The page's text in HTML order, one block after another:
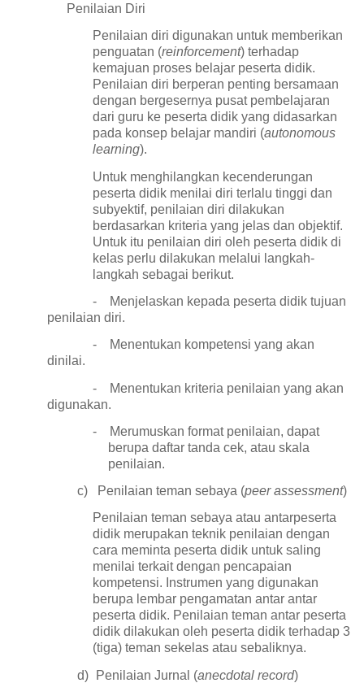
Penilaian Diri
Penilaian diri digunakan untuk memberikan
penguatan (reinforcement) terhadap
kemajuan proses belajar peserta didik.
Penilaian diri berperan penting bersamaan
dengan bergesernya pusat pembelajaran
dari guru ke peserta didik yang didasarkan
pada konsep belajar mandiri (autonomous
learning).
Untuk menghilangkan kecenderungan
peserta didik menilai diri terlalu tinggi dan
subyektif, penilaian diri dilakukan
berdasarkan kriteria yang jelas dan objektif.
Untuk itu penilaian diri oleh peserta didik di
kelas perlu dilakukan melalui langkah-
langkah sebagai berikut.
-
Menjelaskan kepada peserta didik tujuan
penilaian diri.
-
Menentukan kompetensi yang akan
dinilai.
-
Menentukan kriteria penilaian yang akan
digunakan.
-
Merumuskan format penilaian, dapat
berupa daftar tanda cek, atau skala
penilaian.
c)
Penilaian teman sebaya (peer assessment)
Penilaian teman sebaya atau antarpeserta
didik merupakan teknik penilaian dengan
cara meminta peserta didik untuk saling
menilai terkait dengan pencapaian
kompetensi. Instrumen yang digunakan
berupa lembar pengamatan antar antar
peserta didik. Penilaian teman antar peserta
didik dilakukan oleh peserta didik terhadap 3
(tiga) teman sekelas atau sebaliknya.
d)
Penilaian Jurnal (anecdotal record)